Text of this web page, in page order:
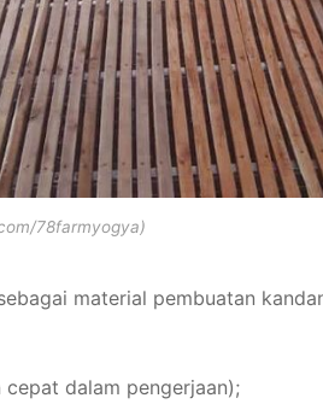
78farmyogya)
material pembuatan
dalam pengerjaan);